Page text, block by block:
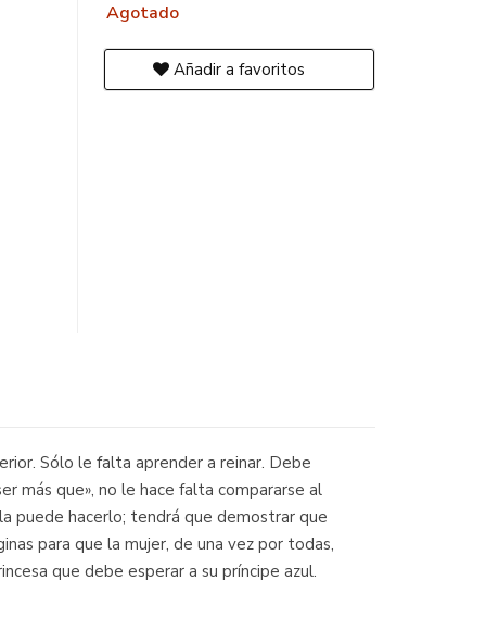
Agotado
Añadir a favoritos
Sólo le falta aprender a reinar. Debe
más que», no le hace falta compararse al
puede hacerlo; tendrá que demostrar que
para que la mujer, de una vez por todas,
que debe esperar a su príncipe azul.